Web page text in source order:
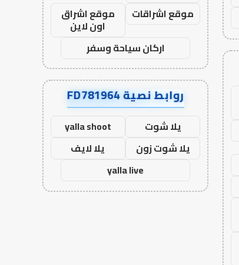
موقع اشراقات
موقع اشراق
اون لاين
اركان سياحة وسفر
روابط نصية FD781964
يلا شوت
yalla shoot
يلا شوت زون
يلا لايف
yalla live